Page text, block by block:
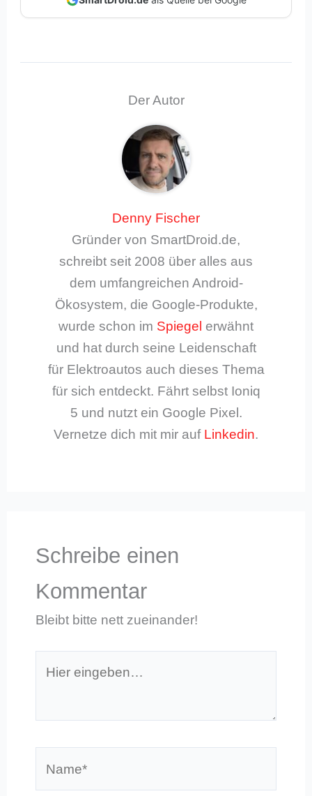
Der Autor
Denny Fischer
Gründer von SmartDroid.de,
schreibt seit 2008 über alles aus
dem umfangreichen Android-
Ökosystem, die Google-Produkte,
wurde schon im Spiegel erwähnt
und hat durch seine Leidenschaft
für Elektroautos auch dieses Thema
für sich entdeckt. Fährt selbst Ioniq
5 und nutzt ein Google Pixel.
Vernetze dich mit mir auf Linkedin.
Schreibe einen
Kommentar
Bleibt bitte nett zueinander!
eingeben…